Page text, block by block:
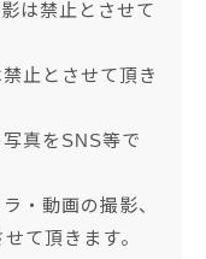
は禁止とさせて
止とさせて頂き
真をSNS等で
・動画の撮影、
て頂きます。